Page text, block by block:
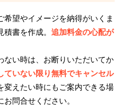
遺体の安置が可能です。
搬入となりますので、まずは
の公式サイトなど、一般公
し編集したものです。
には、 こちら からお知らせく
希望やイメージを納得がいくま
書を作成。 追加料金の心配が
ない時は、お断りいただいてか
ていない限り無料でキャンセル
変えたい時にもご案内できる場
問合せください。